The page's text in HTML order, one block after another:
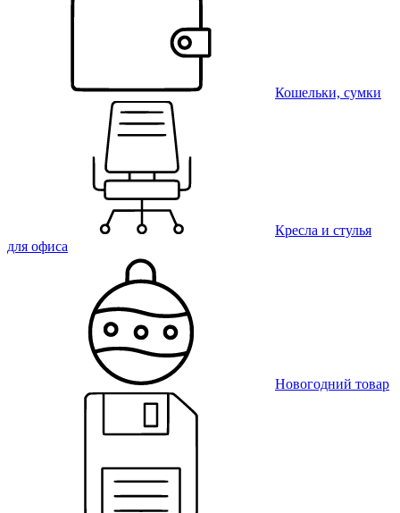
Кошельки, сумки
Кресла и стулья
для офиса
Новогодний товар